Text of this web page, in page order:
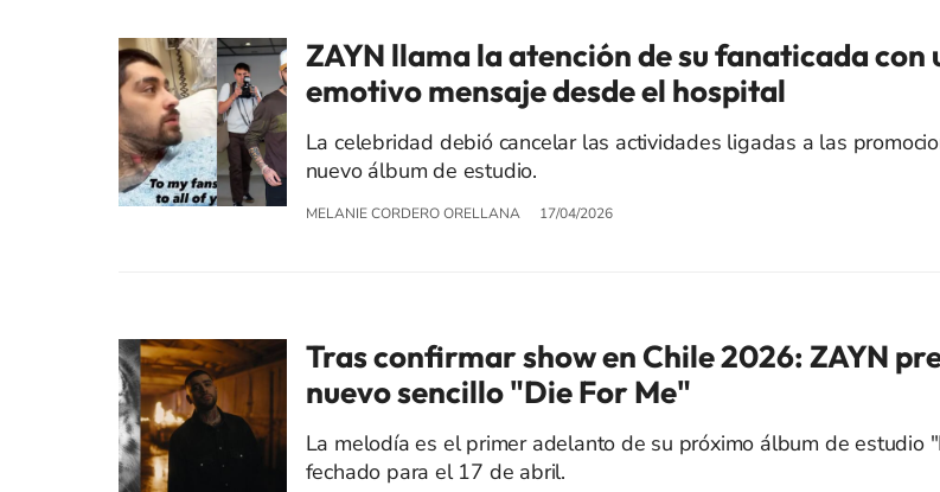
ZAYN llama la atención de su fanaticada con
emotivo mensaje desde el hospital
La celebridad debió cancelar las actividades ligadas a las
nuevo álbum de estudio.
MELANIE CORDERO ORELLANA 17/04/2026
Tras confirmar show en Chile 2026: ZAYN
nuevo sencillo "Die For Me"
La melodía es el primer adelanto de su próximo álbum de estudio
fechado para el 17 de abril.